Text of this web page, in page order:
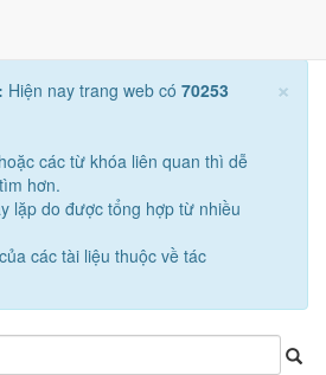
×
Hiện nay trang web có 70253
các từ khóa liên quan thì dễ
hơn.
lặp do được tổng hợp từ nhiều
các tài liệu thuộc về tác